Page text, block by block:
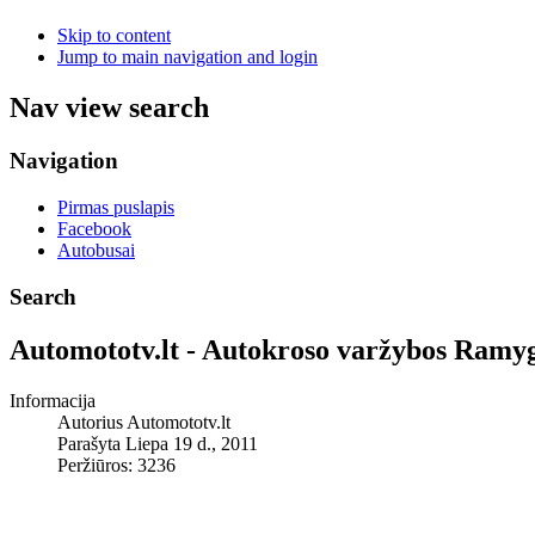
Skip to content
Jump to main navigation and login
Nav view search
Navigation
Pirmas puslapis
Facebook
Autobusai
Search
Automototv.lt - Autokroso varžybos
Informacija
Autorius Automototv.lt
Parašyta Liepa 19 d., 2011
Peržiūros: 3236